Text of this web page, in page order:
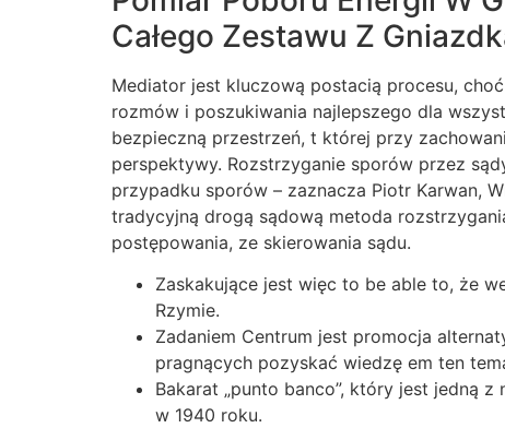
Całego Zestawu Z
Mediator jest kluczową postacią procesu,
rozmów i poszukiwania najlepszego dla
bezpieczną przestrzeń, t której przy
perspektywy. Rozstrzyganie sporów przez
przypadku sporów – zaznacza Piotr Karwan,
tradycyjną drogą sądową metoda
postępowania, ze skierowania sądu.
Zaskakujące jest więc to be able to, że
Rzymie.
Zadaniem Centrum jest promocja
pragnących pozyskać wiedzę em ten
Bakarat „punto banco”, który jest jedną
w 1940 roku.